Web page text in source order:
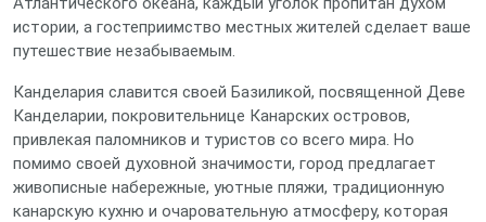
истории, а гостеприимство местных жителей сделает ваше
путешествие незабываемым.
Канделария славится своей Базиликой, посвященной Деве
Канделарии, покровительнице Канарских островов,
привлекая паломников и туристов со всего мира. Но
помимо своей духовной значимости, город предлагает
живописные набережные, уютные пляжи, традиционную
канарскую кухню и очаровательную атмосферу, которая